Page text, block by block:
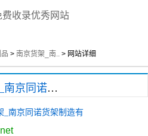
费收录优秀网站
> 南京货架_南.. > 网站详细
南京货架_南京中型货架_南京同诺货架制造有
_南京同诺货架制造有